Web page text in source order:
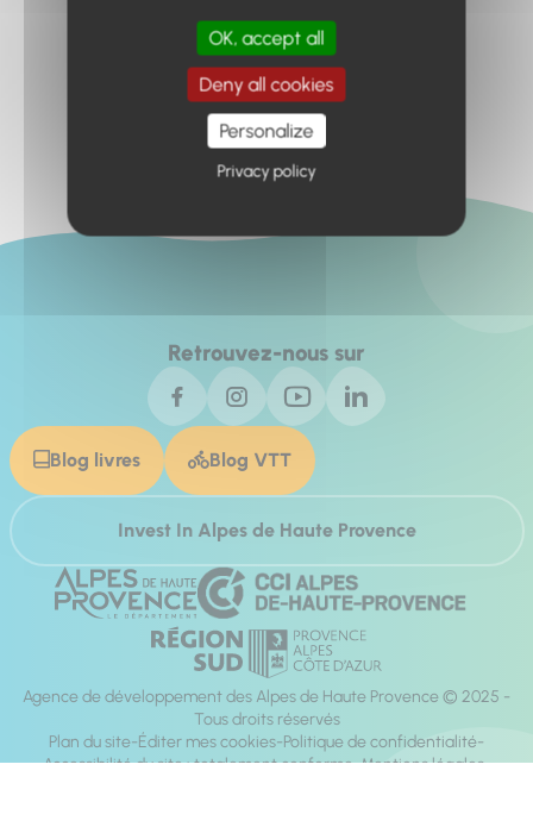
Retour à l'accueil
Retrouvez-nous sur
Blog livres Blog VTT
Invest In Alpes de Haute Provence
Agence de développement des Alpes de Haute Provence © 2025 -
Tous droits réservés
Plan du site Éditer mes cookies Politique de confidentialité
Accessibilité du site : totalement conforme Mentions légales
OK, accept all
Deny all cookies
Personalize
Privacy policy